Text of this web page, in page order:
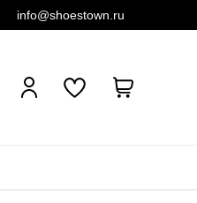
info@shoestown.ru